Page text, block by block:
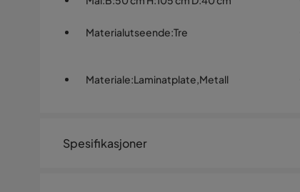
Materialutseende:Tre
Materiale:Laminatplate,Metall
Spesifikasjoner